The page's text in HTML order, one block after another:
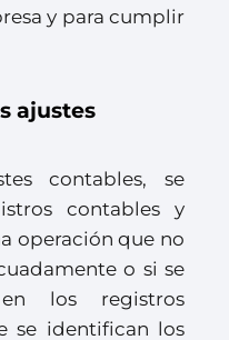
y para cumplir
ajustes
contables, se
contables y
operación que no
o si se
los registros
se identifican los